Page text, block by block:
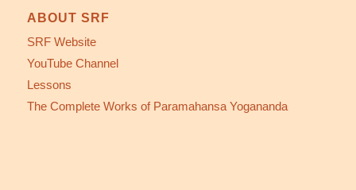
ABOUT SRF
SRF Website
YouTube Channel
Lessons
The Complete Works of Paramahansa Yogananda